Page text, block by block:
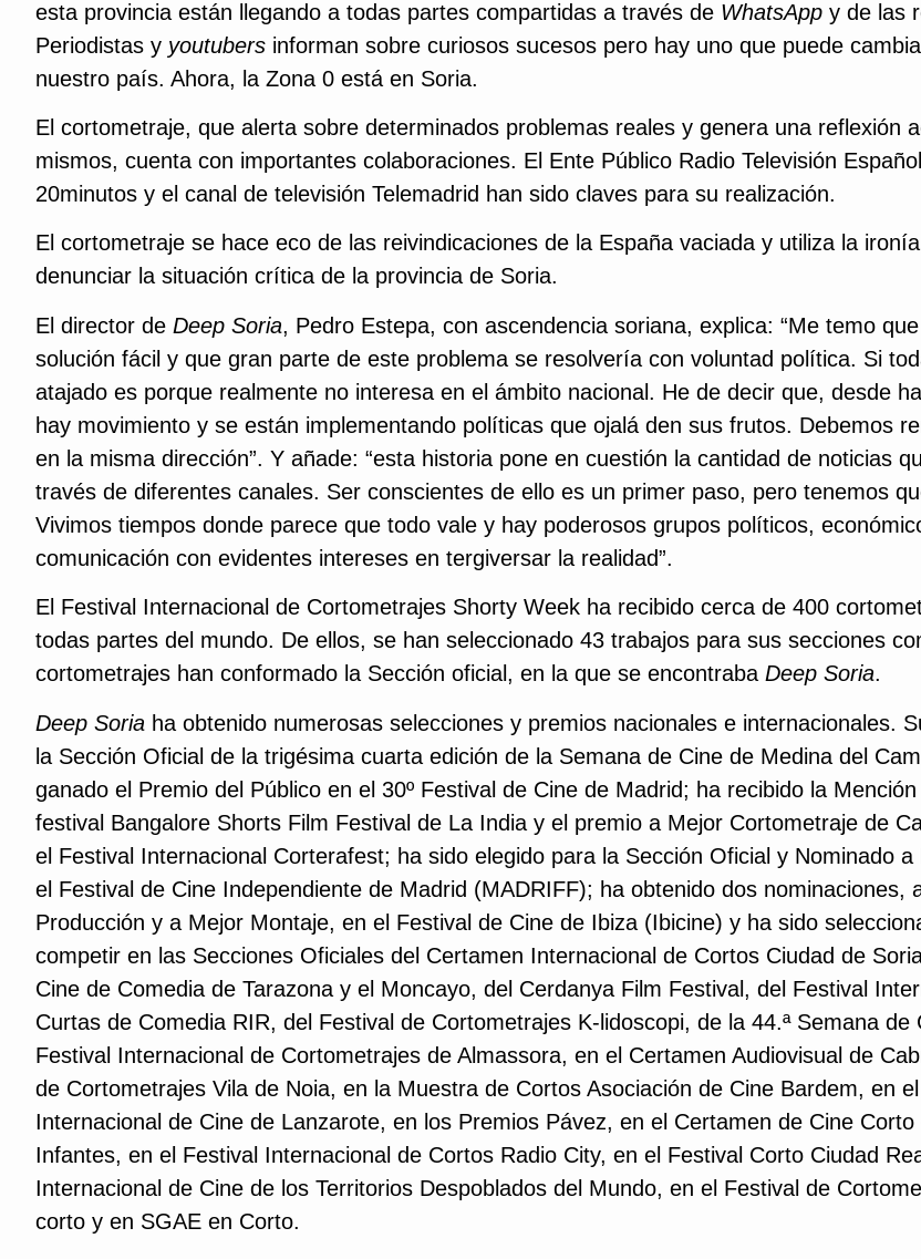
esta provincia están llegando a todas partes compartidas a través de WhatsApp y de las
Periodistas y youtubers informan sobre curiosos sucesos pero hay uno que puede
nuestro país. Ahora, la Zona 0 está en Soria.
El cortometraje, que alerta sobre determinados problemas reales y genera una reflexión
mismos, cuenta con importantes colaboraciones. El Ente Público Radio Televisión
20minutos y el canal de televisión Telemadrid han sido claves para su realización.
El cortometraje se hace eco de las reivindicaciones de la España vaciada y utiliza la
denunciar la situación crítica de la provincia de Soria.
El director de Deep Soria, Pedro Estepa, con ascendencia soriana, explica: “Me temo
solución fácil y que gran parte de este problema se resolvería con voluntad política. Si
atajado es porque realmente no interesa en el ámbito nacional. He de decir que, desde
hay movimiento y se están implementando políticas que ojalá den sus frutos. Debemos
en la misma dirección”. Y añade: “esta historia pone en cuestión la cantidad de noticias
través de diferentes canales. Ser conscientes de ello es un primer paso, pero tenemos
Vivimos tiempos donde parece que todo vale y hay poderosos grupos políticos,
comunicación con evidentes intereses en tergiversar la realidad”.
El Festival Internacional de Cortometrajes Shorty Week ha recibido cerca de 400
todas partes del mundo. De ellos, se han seleccionado 43 trabajos para sus secciones
cortometrajes han conformado la Sección oficial, en la que se encontraba Deep Soria.
Deep Soria ha obtenido numerosas selecciones y premios nacionales e internacionales.
la Sección Oficial de la trigésima cuarta edición de la Semana de Cine de Medina del
ganado el Premio del Público en el 30º Festival de Cine de Madrid; ha recibido la
festival Bangalore Shorts Film Festival de La India y el premio a Mejor Cortometraje de
el Festival Internacional Corterafest; ha sido elegido para la Sección Oficial y Nominado
el Festival de Cine Independiente de Madrid (MADRIFF); ha obtenido dos nominaciones,
Producción y a Mejor Montaje, en el Festival de Cine de Ibiza (Ibicine) y ha sido
competir en las Secciones Oficiales del Certamen Internacional de Cortos Ciudad de
Cine de Comedia de Tarazona y el Moncayo, del Cerdanya Film Festival, del Festival
Curtas de Comedia RIR, del Festival de Cortometrajes K-lidoscopi, de la 44.ª Semana de
Festival Internacional de Cortometrajes de Almassora, en el Certamen Audiovisual de
de Cortometrajes Vila de Noia, en la Muestra de Cortos Asociación de Cine Bardem, en
Internacional de Cine de Lanzarote, en los Premios Pávez, en el Certamen de Cine
Infantes, en el Festival Internacional de Cortos Radio City, en el Festival Corto Ciudad
Internacional de Cine de los Territorios Despoblados del Mundo, en el Festival de
corto y en SGAE en Corto.